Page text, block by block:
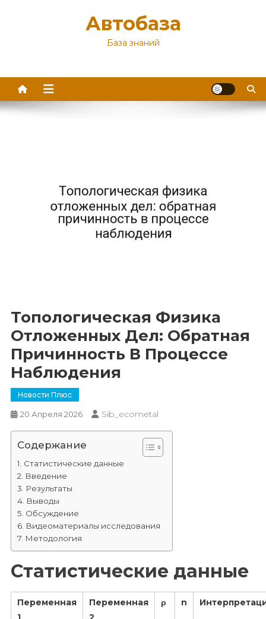
Автобаза
База знаний
Топологическая Физика
Отложенных Дел: Обратная
Причинность В Процессе
Наблюдения
Новости Плюс
20 Апреля 2026 Sib_ecometal
Содержание
Статистические данные
Введение
Результаты
Выводы
Обсуждение
Видеоматериалы исследования
Методология
Статистические данные
Переменная
Переменная
ρ n